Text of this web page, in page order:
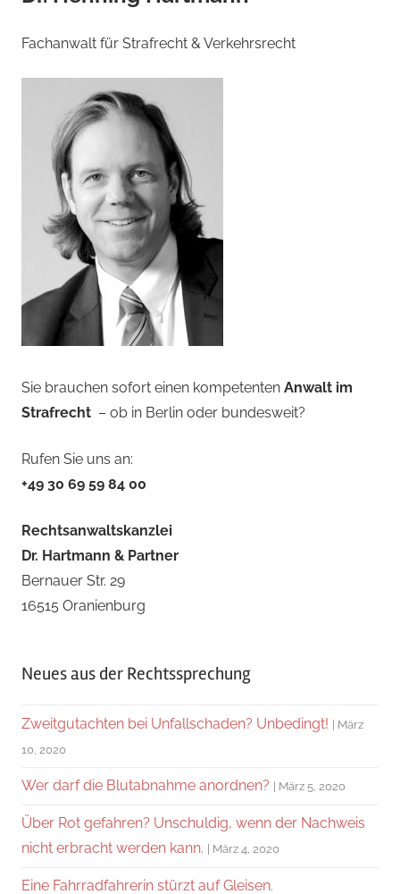
Fachanwalt für Strafrecht & Verkehrsrecht
Sie brauchen sofort einen kompetenten Anwalt im
Strafrecht – ob in Berlin oder bundesweit?
Rufen Sie uns an:
+49 30 69 59 84 00
Rechtsanwaltskanzlei
Dr. Hartmann & Partner
Bernauer Str. 29
16515 Oranienburg
Neues aus der Rechtssprechung
Zweitgutachten bei Unfallschaden? Unbedingt!
März
10, 2020
Wer darf die Blutabnahme anordnen? März 5, 2020
Über Rot gefahren? Unschuldig, wenn der Nachweis
nicht erbracht werden kann.
März 4, 2020
Eine Fahrradfahrerin stürzt auf Gleisen.